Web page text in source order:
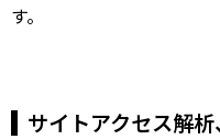
す。
サイトアクセス解